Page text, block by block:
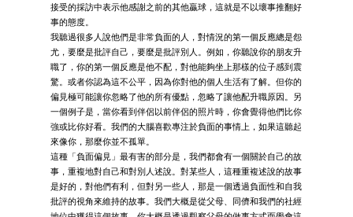
接受的採訪中表示他感謝之前的其他贏球，這就是不以壞事推翻好
事的態度。
我聽過很多人說他們是非常負面的人，對情況的第一個反應總是怨
尤，要麼是批評自己，要麼是批評別人。例如，你聽說你的朋友升
職了，你的第一個反應是他不配，對他能夠坐上那樣的位子感到震
驚。或者你認為這不公平，因為你對他的個人生活有了解。但你的
偏見極可能讓你忽略了他的所有優點，忽略了讓他配升職原因。另
一個例子是，當你看到伴侶以前伴侶的照片時，你會覺得他們比你
強或比你好看。我們的大腦喜歡專注於負面的事情上，如果這聽起
來像你，那麼你並不孤單。
這種「負面偏見」最有害的部分是，我們都會有一個關於自己的故
事，重複地對自己和對別人述說。對某些人，這種重複述說的故事
是好的，對他們有利，但對另一些人，那是一個透過負面性和自我
批評的視角來維持的故事。我們大概是從父母、同儕和我們的社經